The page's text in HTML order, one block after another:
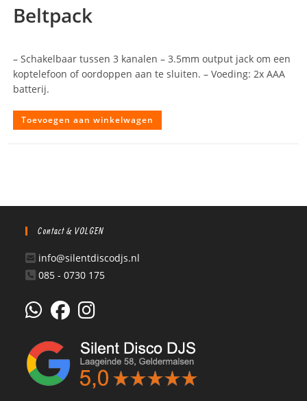
Beltpack
– Schakelbaar tussen 3 kanalen – 3.5mm output jack om een
koptelefoon of oordoppen aan te sluiten. – Voeding: 2x AAA
batterij.
Toevoegen aan winkelwagen
Contact & VOLGEN
info@silentdiscodjs.nl
085 - 0730 175